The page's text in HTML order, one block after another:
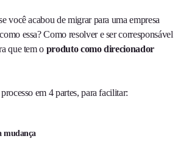
você acabou de migrar para uma empresa
essa? Como resolver e ser corresponsável
que tem o produto como direcionador
em 4 partes, para facilitar:
mudança